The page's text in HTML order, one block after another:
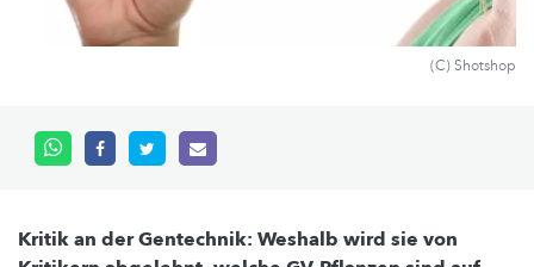
(C) Shotshop
Kritik an der Gentechnik: Weshalb wird sie von